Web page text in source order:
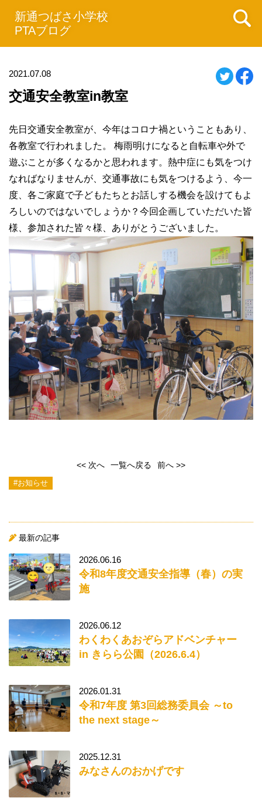
新通つばさ小学校
PTAブログ
2021.07.08
交通安全教室in教室
先日交通安全教室が、今年はコロナ禍ということもあり、
各教室で行われました。 梅雨明けになると自転車や外で
遊ぶことが多くなるかと思われます。熱中症にも気をつけ
なればなりませんが、交通事故にも気をつけるよう、今一
度、各ご家庭で子どもたちとお話しする機会を設けてもよ
ろしいのではないでしょうか？今回企画していただいた皆
様、参加された皆々様、ありがとうございました。
<< 次へ 一覧へ戻る 前へ >>
#お知らせ
最新の記事
2026.06.16
令和8年度交通安全指導（春）の実
施
2026.06.12
わくわくあおぞらアドベンチャー
in きらら公園（2026.6.4）
2026.01.31
令和7年度 第3回総務委員会 ～to
the next stage～
2025.12.31
みなさんのおかげです